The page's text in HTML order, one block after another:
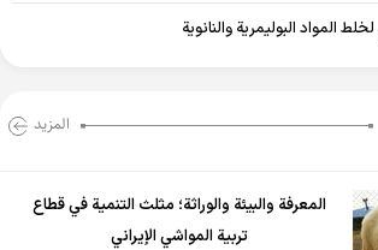
المواد البوليمرية والنانوية
المزید
المعرفة والبيئة والوراثة؛ مثلث التنمية في قطاع
تربية المواشي الإيراني